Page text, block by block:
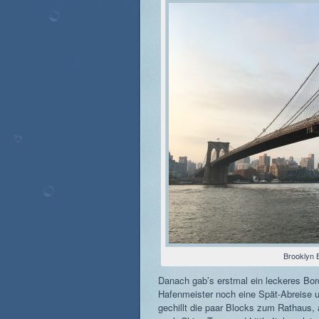
Brooklyn
Danach gab’s erstmal ein leckeres
Hafenmeister noch eine Spät-Abreise
gechillt die paar Blocks zum Rathaus,